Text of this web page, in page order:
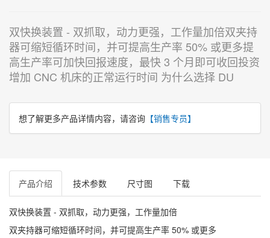
双快换装置 - 双抓取，动力更强，工作量加倍双夹持
器可缩短循环时间，并可提高生产率 50% 或更多提
高生产率可加快回报速度，最快 3 个月即可收回投资
增加 CNC 机床的正常运行时间 为什么选择 DU
想了解更多产品详情内容，请咨询 【销售专员】
产品介绍 技术参数 尺寸图 下载
双快换装置 - 双抓取，动力更强，工作量加倍
双夹持器可缩短循环时间，并可提高生产率 50% 或更多